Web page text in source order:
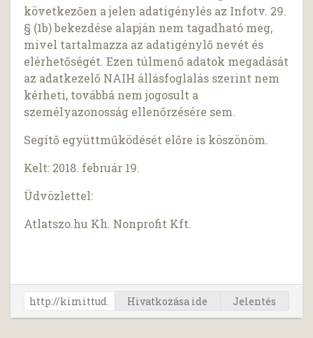
következően a jelen adatigénylés az Infotv. 29.
§ (1b) bekezdése alapján nem tagadható meg,
mivel tartalmazza az adatigénylő nevét és
elérhetőségét. Ezen túlmenő adatok megadását
az adatkezelő NAIH állásfoglalás szerint nem
kérheti, továbbá nem jogosult a
személyazonosság ellenőrzésére sem.
Segítő együttműködését előre is köszönöm.
Kelt: 2018. február 19.
Üdvözlettel:
Atlatszo.hu Kh. Nonprofit Kft.
Hivatkozása ide Jelentés